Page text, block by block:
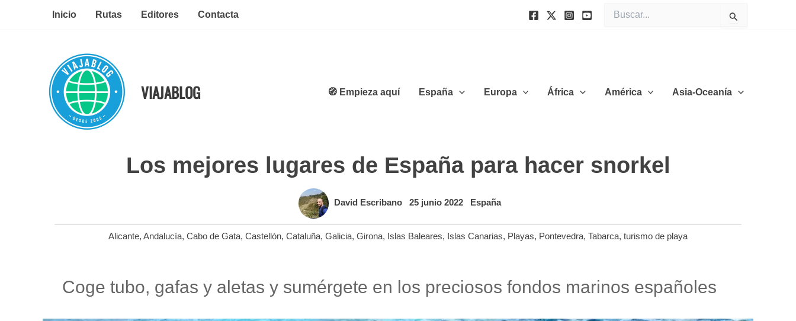
Inicio Rutas Editores Contacta
por:
VIAJABLOG 🧭 Empieza aquí España Europa África América Asia-Oceanía
Los mejores lugares de España para hacer snorkel
David Escribano 25 junio 2022 España
Alicante, Andalucía, Cabo de Gata, Castellón, Cataluña, Galicia, Girona, Islas Baleares, Islas Canarias, Playas, Pontevedra, Tabarca, turismo de playa
Coge tubo, gafas y aletas y sumérgete en los preciosos fondos marinos españoles